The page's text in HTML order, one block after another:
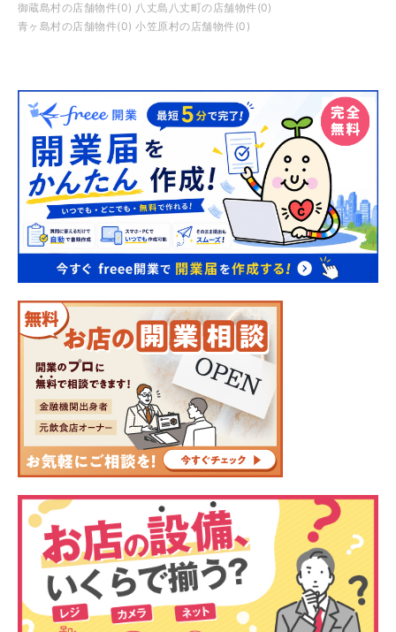
御蔵島村の店舗物件(0) 八丈島八丈町の店舗物件(0)
青ヶ島村の店舗物件(0) 小笠原村の店舗物件(0)